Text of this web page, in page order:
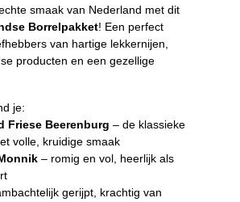
smaak van Nederland met dit
Borrelpakket! Een perfect
van hartige lekkernijen,
producten en een gezellige
je:
Friese Beerenburg – de klassieke
volle, kruidige smaak
– romig en vol, heerlijk als
gerijpt, krachtig van